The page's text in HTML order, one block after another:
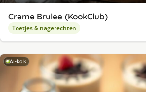
Creme Brulee (KookClub)
Toetjes & nagerechten
AI-kok